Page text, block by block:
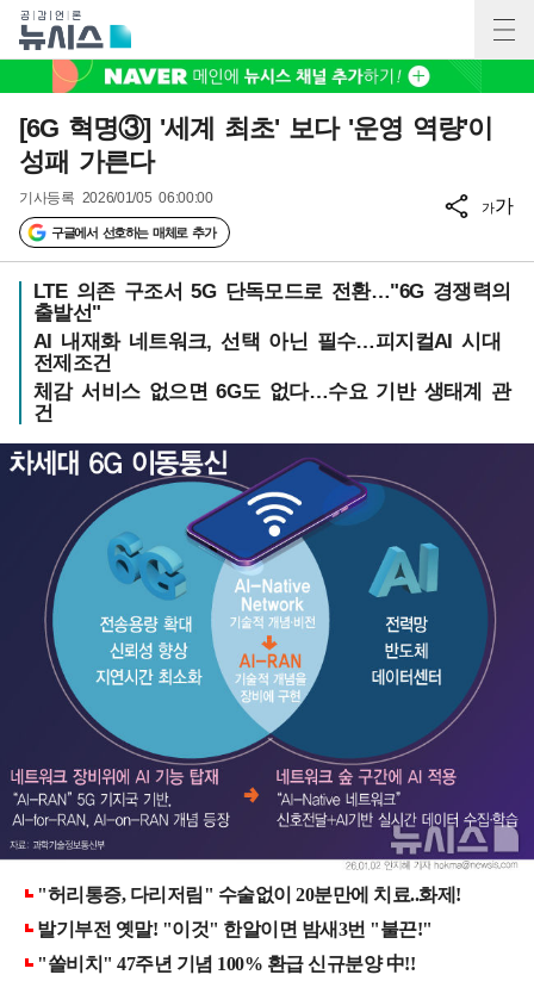
[6G 혁명③] '세계 최초' 보다 '운영 역량'이
성패 가른다
기사등록 2026/01/05 06:00:00
구글에서 선호하는 매체로 추가
가가
LTE 의존 구조서 5G 단독모드로 전환…"6G 경쟁력의
출발선"
AI 내재화 네트워크, 선택 아닌 필수…피지컬AI 시대
전제조건
체감 서비스 없으면 6G도 없다…수요 기반 생태계 관
건